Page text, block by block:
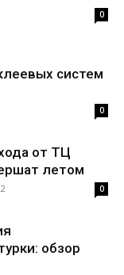
0
систем
0
от ТЦ
летом
0
обзор